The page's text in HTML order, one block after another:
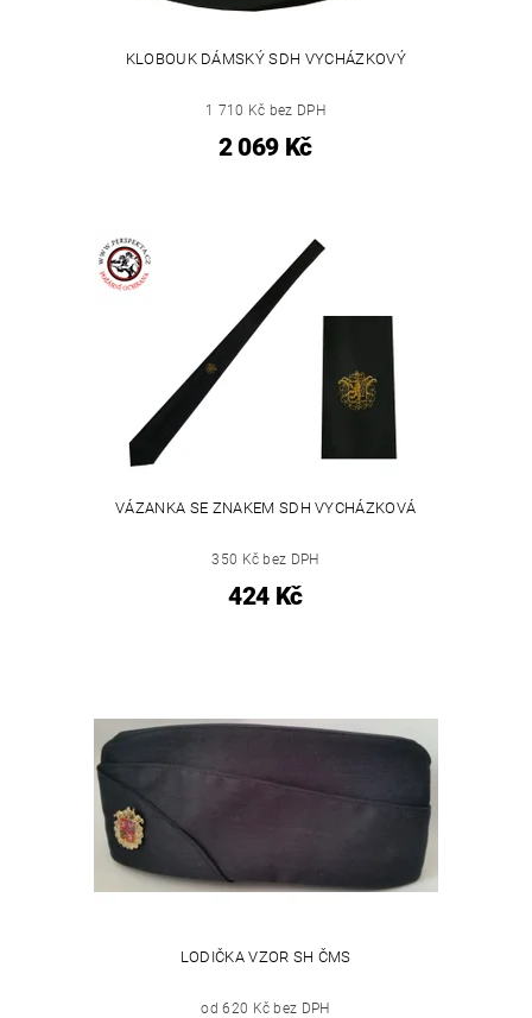
KLOBOUK DÁMSKÝ SDH VYCHÁZKOVÝ
1 710 Kč bez DPH
2 069 Kč
VÁZANKA SE ZNAKEM SDH VYCHÁZKOVÁ
350 Kč bez DPH
424 Kč
LODIČKA VZOR SH ČMS
od 620 Kč bez DPH